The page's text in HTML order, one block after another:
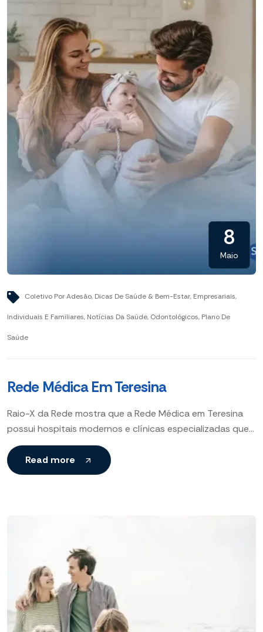
8
Maio
Coletivo Por Adesão, Dicas De Saúde & Bem-Estar, Empresariais,
Individuais E Familiares, Notícias Da Saúde, Odontológicos, Plano De
Saúde
Rede Médica Em Teresina
Raio-X da Rede mostra que a Rede Médica em Teresina
possui hospitais modernos e clínicas especializadas que
garantem atendimento eficaz e acesso facilitado à saúde
Read more